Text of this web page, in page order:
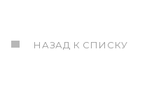
НАЗАД К СПИСКУ